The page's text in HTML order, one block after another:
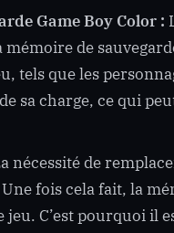
Game Boy Color :
de
tels que les
sa charge, ce qui
nécessité de
fois cela fait, la
C’est pourquoi il